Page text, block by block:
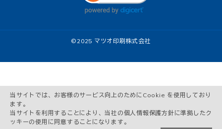
当サイトでは、お客様のサービス向上のためにCookie を使用しており
ます。
当サイトを利用することにより、当社の個人情報保護方針に準拠したク
ッキーの使用に同意することになります。
© 2025 マツオ印刷株式会社